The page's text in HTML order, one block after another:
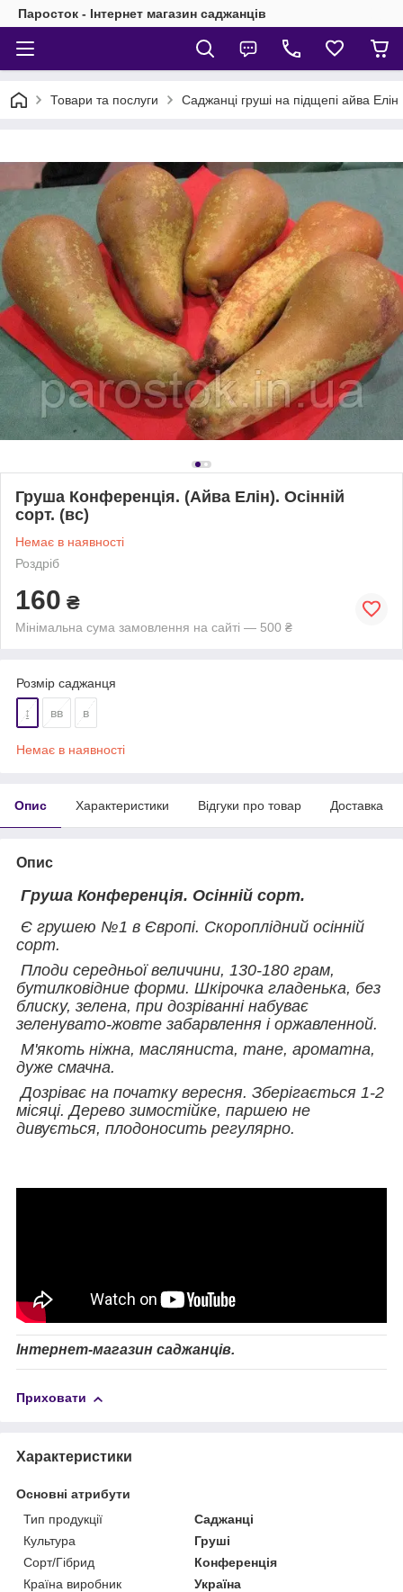
Паросток - Інтернет магазин саджанців
Товари та послуги Саджанці груші на підщепі айва Елін
Груша Конференція. (Айва Елін). Осінній
сорт. (вс)
Немає в наявності
Роздріб
160 ₴
Мінімальна сума замовлення на сайті — 500 ₴
Розмір саджанця
↨ вв в
Немає в наявності
Опис Характеристики Відгуки про товар Доставка
Опис
Груша Конференція. Осінній сорт.
Є грушею №1 в Європі. Скороплідний осінній
сорт.
Плоди середньої величини, 130-180 грам,
бутилковідние форми. Шкірочка гладенька, без
блиску, зелена, при дозріванні набуває
зеленувато-жовте забарвлення і оржавленной.
М'якоть ніжна, масляниста, тане, ароматна,
дуже смачна.
Дозріває на початку вересня. Зберігається 1-2
місяці. Дерево зимостійке, паршею не
дивується, плодоносить регулярно.
Інтернет-магазин саджанців.
Приховати
Характеристики
Основні атрибути
Тип продукції
Саджанці
Культура
Груші
Сорт/Гібрид
Конференція
Країна виробник
Україна